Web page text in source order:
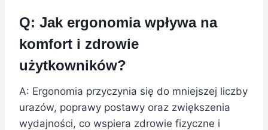
Q: Jak ergonomia wpływa na
komfort i zdrowie
użytkowników?
A: Ergonomia przyczynia się do mniejszej liczby
urazów, poprawy postawy oraz zwiększenia
wydajności, co wspiera zdrowie fizyczne i